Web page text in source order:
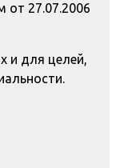
от 27.07.2006
и для целей,